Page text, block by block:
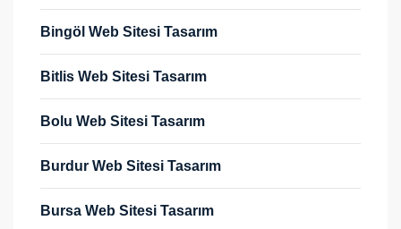
Bingöl Web Sitesi Tasarım
Bitlis Web Sitesi Tasarım
Bolu Web Sitesi Tasarım
Burdur Web Sitesi Tasarım
Bursa Web Sitesi Tasarım